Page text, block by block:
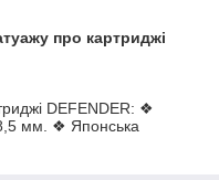
про картриджі
DEFENDER: ❖
8,5 мм. ❖ Японська